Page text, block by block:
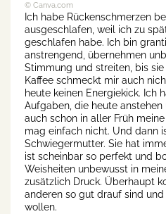
© Canva.com
Ich habe Rückenschmerzen
ausgeschlafen, weil ich zu
geschlafen habe. Ich bin
anstrengend, übernehmen
Stimmung und streiten, bis
Kaffee schmeckt mir auch
heute keinen Energiekick. Ich
Aufgaben, die heute
auch schon in aller Früh
mag einfach nicht. Und dann
Schwiegermutter. Sie hat
ist scheinbar so perfekt und
Weisheiten unbewusst in
zusätzlich Druck. Überhaupt
anderen so gut drauf sind
wollen.